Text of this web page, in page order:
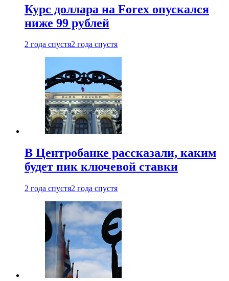
Курс доллара на Forex опускался
ниже 99 рублей
2 года спустя2 года спустя
В Центробанке рассказали, каким
будет пик ключевой ставки
2 года спустя2 года спустя